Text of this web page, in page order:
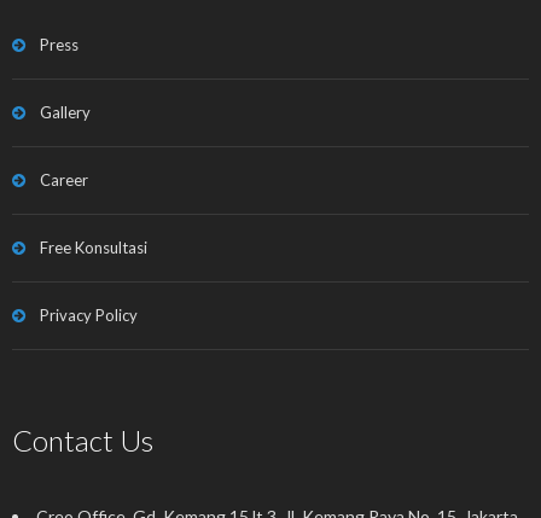
Press
Gallery
Career
Free Konsultasi
Privacy Policy
Contact Us